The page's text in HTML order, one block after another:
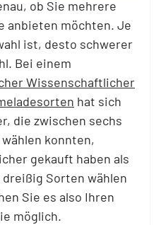
ob Sie mehrere
anbieten möchten. Je
ist, desto schwerer
Bei einem
Wissenschaftlicher
hat sich
die zwischen sechs
konnten,
gekauft haben als
Sorten wählen
Sie es also Ihren
möglich.